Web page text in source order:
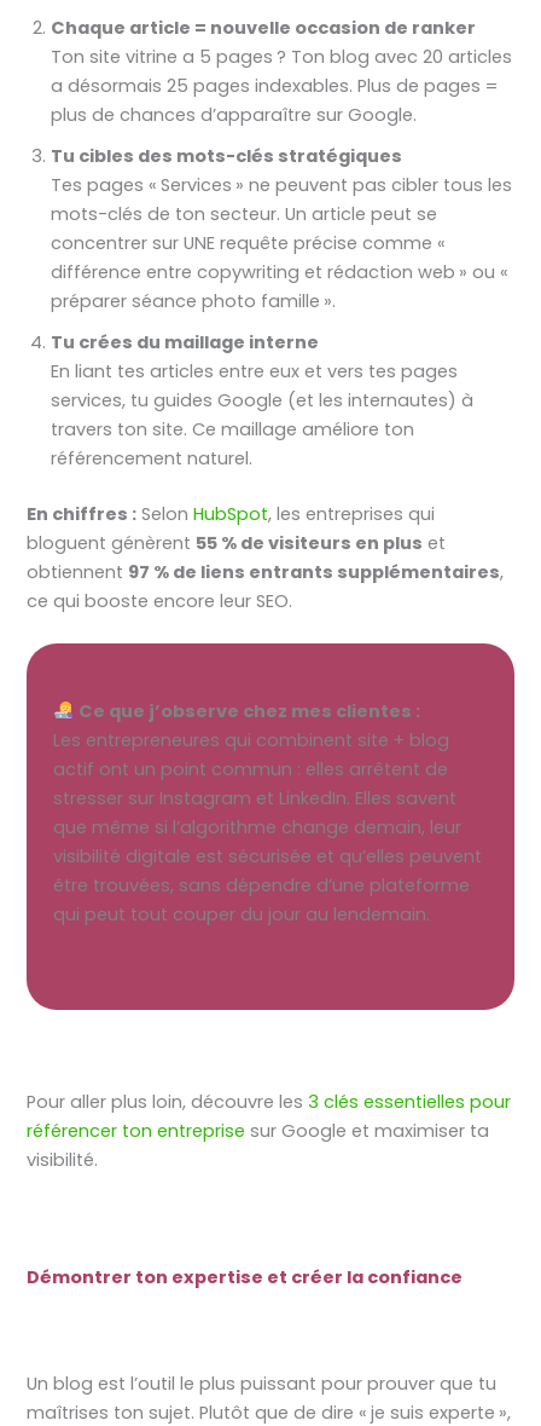
Chaque article = nouvelle occasion de ranker
Ton site vitrine a 5 pages ? Ton blog avec 20 articles
a désormais 25 pages indexables. Plus de pages =
plus de chances d’apparaître sur Google.
Tu cibles des mots-clés stratégiques
Tes pages « Services » ne peuvent pas cibler tous les
mots-clés de ton secteur. Un article peut se
concentrer sur UNE requête précise comme «
différence entre copywriting et rédaction web » ou «
préparer séance photo famille ».
Tu crées du maillage interne
En liant tes articles entre eux et vers tes pages
services, tu guides Google (et les internautes) à
travers ton site. Ce maillage améliore ton
référencement naturel.
En chiffres : SelonHubSpot, les entreprises qui
bloguent génèrent 55 % de visiteurs en plus et
obtiennent 97 % de liens entrants supplémentaires,
ce qui booste encore leur SEO.
Ce que j’observe chez mes clientes :
Les entrepreneures qui combinent site + blog
actif ont un point commun : elles arrêtent de
stresser sur Instagram et LinkedIn. Elles savent
que même si l’algorithme change demain, leur
visibilité digitale est sécurisée et qu’elles peuvent
être trouvées, sans dépendre d’une plateforme
qui peut tout couper du jour au lendemain.
Pour aller plus loin, découvre les 3 clés essentielles pour
référencer ton entreprise sur Google et maximiser ta
visibilité.
Démontrer ton expertise et créer la confiance
Un blog est l’outil le plus puissant pour prouver que tu
maîtrises ton sujet. Plutôt que de dire « je suis experte »,